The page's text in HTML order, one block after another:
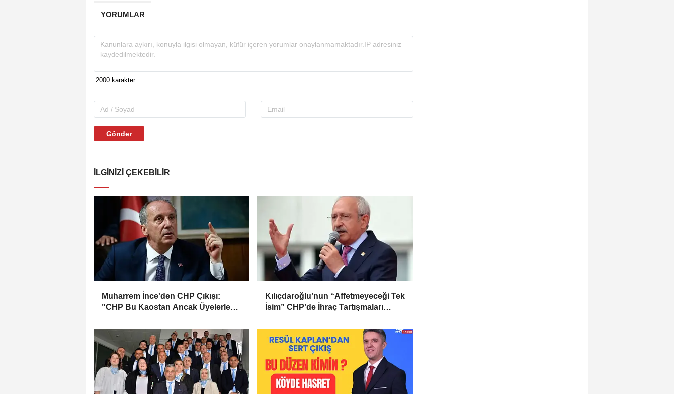
YORUMLAR
Gönder
İLGINIZI ÇEKEBILIR
Muharrem İnce'den CHP Çıkışı:
"CHP Bu Kaostan Ancak Üyelerle
Kılıçdaroğlu’nun “Affetmeyeceği Tek
İsim” CHP’de İhraç Tartışmaları